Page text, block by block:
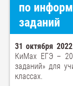
по
заданий
31 октября
КиМах ЕГЭ –
заданий» для
классах.